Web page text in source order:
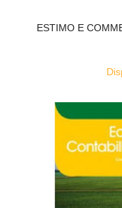
ESTIMO E